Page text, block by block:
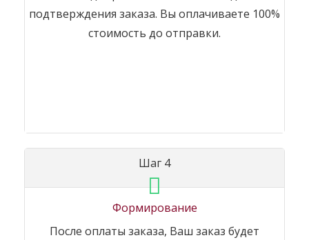
подтверждения заказа. Вы оплачиваете 100%
стоимость до отправки.
Шаг 4
Формирование
После оплаты заказа, Ваш заказ будет